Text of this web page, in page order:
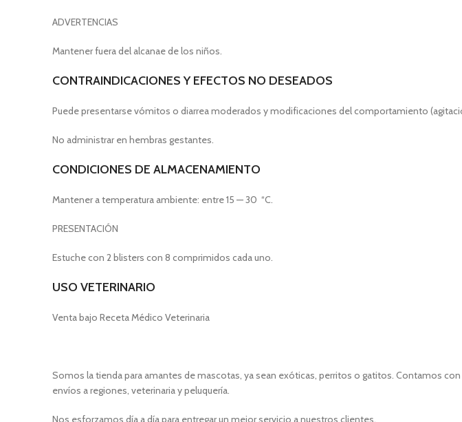
ADVERTENCIAS
Mantener fuera del alcanae de los niños.
CONTRAINDICACIONES Y EFECTOS NO DESEADOS
Puede presentarse vómitos o diarrea moderados y modificaciones del comportamiento
No administrar en hembras gestantes.
CONDICIONES DE ALMACENAMIENTO
Mantener a temperatura ambiente: entre 15 — 30 “C.
PRESENTACIÓN
Estuche con 2 blisters con 8 comprimidos cada uno.
USO VETERINARIO
Venta bajo Receta Médico Veterinaria
Somos la tienda para amantes de mascotas, ya sean exóticas, perritos o gatitos. Contamos
envíos a regiones, veterinaria y peluquería.
Nos esforzamos día a día para entregar un mejor servicio a nuestros clientes.